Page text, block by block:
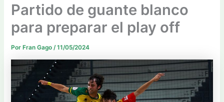
Partido de guante blanco
para preparar el play off
PorFran Gago /11/05/2024